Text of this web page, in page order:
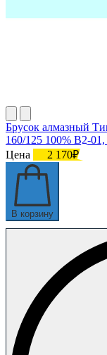
Брусок алмазный
160/125 100% В2-01,
Цена
2 170₽
В корзину